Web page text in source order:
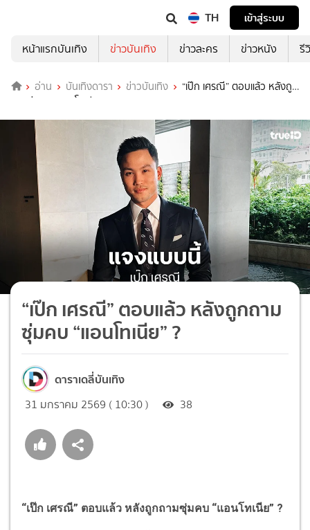
TH
เข้าสู่ระบบ
หน้าแรกบันเทิง
ข่าวบันเทิง ข่าวละคร ข่าวหนัง รี
อ่าน บันเทิงดารา ข่าวบันเทิง
“เป๊ก เศรณี” ตอบแล้ว หลังถูก
ถามซุ่มคบ “แอนโทเนีย” ?
“เป๊ก เศรณี” ตอบแล้ว หลังถูกถาม
ซุ่มคบ “แอนโทเนีย” ?
ดาราเดลี่บันเทิง
31 มกราคม 2569 ( 10:30 ) 38
“เป๊ก เศรณี” ตอบแล้ว หลังถูกถามซุ่มคบ “แอนโทเนีย” ?